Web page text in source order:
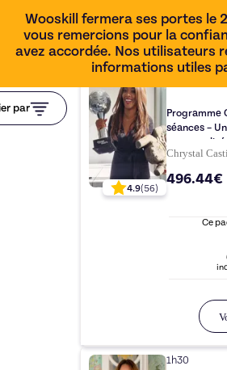
Wooskill fermera ses portes le
vous remercions pour la
avez accordée. Nos utilisateurs
informations utiles
par
4.9(56)
Programme
séances –
tes castings
Chrystal
496.44€
Ce
1h30